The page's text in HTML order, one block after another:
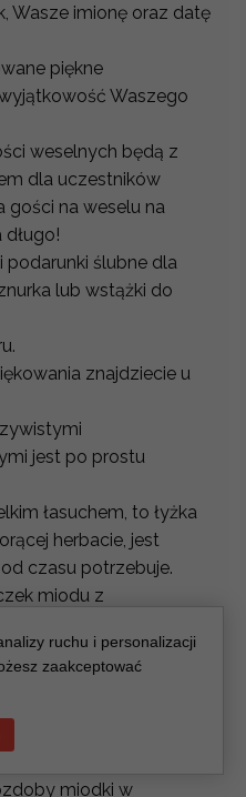
Wasze imionę oraz datę
piękne
Waszego
weselnych będą z
dla uczestników
gości na weselu na
ślubne dla
lub wstążki do
znajdziecie u
jest po prostu
łasuchem, to łyżka
herbacie, jest
czasu potrzebuje.
miodu z
z konsumcją
Brzmi dobrze?
możecie zakupić u
spersonalizujemy
miodki w
ruchu i personalizacji
zaakceptować